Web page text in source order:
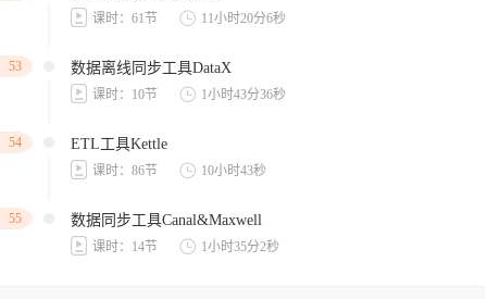
课时：61节 11小时20分6秒
53 数据离线同步工具DataX
课时：10节 1小时43分36秒
54 ETL工具Kettle
课时：86节 10小时43秒
55 数据同步工具Canal&Maxwell
课时：14节 1小时35分2秒